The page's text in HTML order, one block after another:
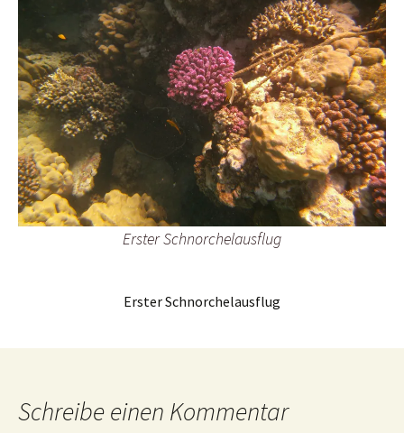
Erster Schnorchelausflug
Erster Schnorchelausflug
Schreibe einen Kommentar